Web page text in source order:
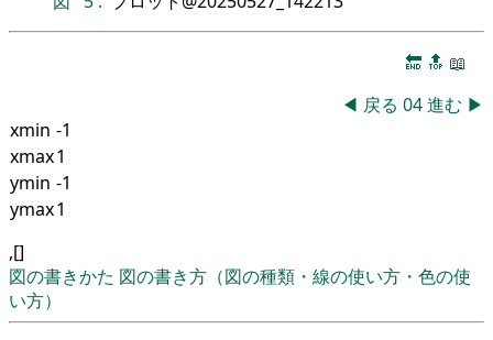
🔚 🔝 📖
◀ 戻る 04進む ▶
xmin -1
xmax1
ymin -1
ymax1
,[]
図の書きかた 図の書き方（図の種類・線の使い方・色の使
い方）